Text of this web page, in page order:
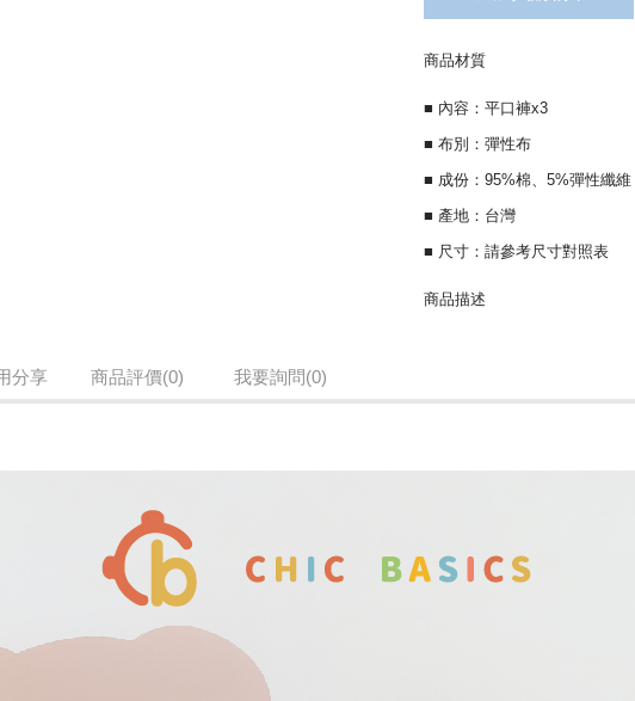
商品材質
■ 內容：平口褲x3
■ 布別：彈性布
■ 成份：95%棉、5%彈性纖
■ 產地：台灣
■ 尺寸：請參考尺寸對照表
商品描述
分享 商品評價(0) 我要詢問(0)